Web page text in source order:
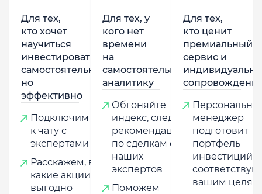
Для тех,
кто хочет
научиться
инвестировать
самостоятельно,
но
эффективно
Подключим
к чату с
экспертами
Расскажем, в
какие акции
выгодно
Для тех, у
кого нет
времени
на
самостоятельную
аналитику
Обгоняйте
индекс, следуя
рекомендациям
по сделкам от
наших
экспертов
Поможем
Для тех,
кто ценит
премиальный
сервис и
менеджер
подготовит
портфель
инвестиций,
вашим целям